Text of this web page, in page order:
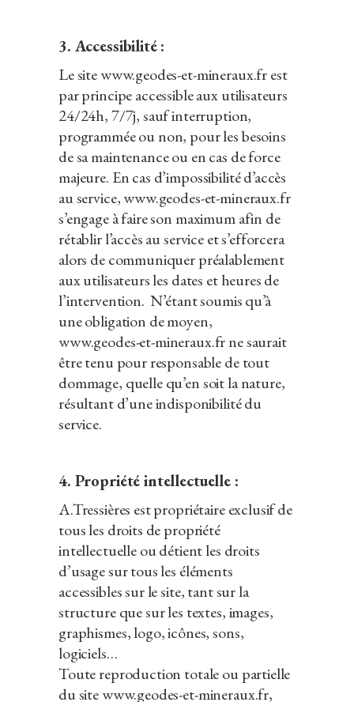
3. Accessibilité :
Le site www.geodes-et-mineraux.fr est
par principe accessible aux utilisateurs
24/24h, 7/7j, sauf interruption,
programmée ou non, pour les besoins
de sa maintenance ou en cas de force
majeure. En cas d’impossibilité d’accès
au service, www.geodes-et-mineraux.fr
s’engage à faire son maximum afin de
rétablir l’accès au service et s’efforcera
alors de communiquer préalablement
aux utilisateurs les dates et heures de
l’intervention. N’étant soumis qu’à
une obligation de moyen,
www.geodes-et-mineraux.fr ne saurait
être tenu pour responsable de tout
dommage, quelle qu’en soit la nature,
résultant d’une indisponibilité du
service.
4. Propriété intellectuelle :
A.Tressières est propriétaire exclusif de
tous les droits de propriété
intellectuelle ou détient les droits
d’usage sur tous les éléments
accessibles sur le site, tant sur la
structure que sur les textes, images,
graphismes, logo, icônes, sons,
logiciels…
Toute reproduction totale ou partielle
du site www.geodes-et-mineraux.fr,